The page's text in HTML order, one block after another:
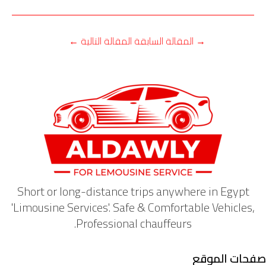
→ المقالة السابقة المقالة التالية ←
Short or long-distance trips anywhere in Egypt
'Limousine Services'. Safe & Comfortable Vehicles,
Professional chauffeurs.
صفحات الموقع